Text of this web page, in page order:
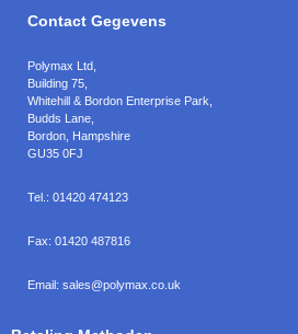
Contact Gegevens
Polymax Ltd
Building 75,
Whitehill & Bordon Enterprise Park,
Budds Lane
Bordon Hampshire
GU35 0FJ
Tel.: 01420 474123
Fax: 01420 487816
Email: sales@polymax.co.uk